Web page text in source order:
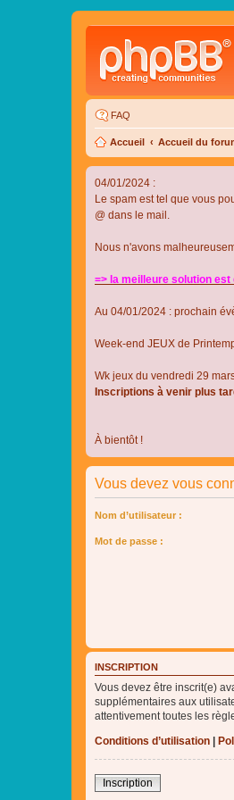
FAQ
Accueil Accueil du
04/01/2024 :
Le spam est tel que vous
@ dans le mail.
Nous n'avons
=> la meilleure solution
Au 04/01/2024 : prochain
Week-end JEUX de
Wk jeux du vendredi 29
Inscriptions à venir plus
À bientôt !
Vous devez vous
Nom d’utilisateur :
Mot de passe :
INSCRIPTION
Vous devez être inscrit(e)
supplémentaires aux
attentivement toutes les
Conditions d’utilisation
Inscription